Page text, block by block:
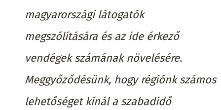
magyarországi látogatók
megszólítására és az ide érkező
vendégek számának növelésére.
Meggyőződésünk, hogy régiónk számos
lehetőséget kínál a szabadidő